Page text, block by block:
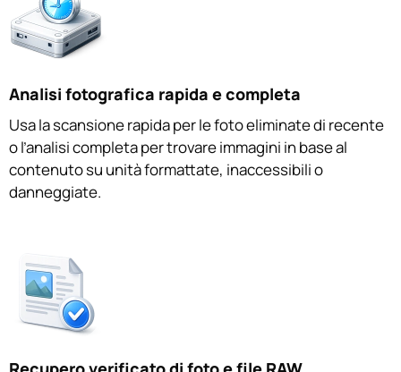
Analisi fotografica rapida e completa
Usa la scansione rapida per le foto eliminate di recente
o l’analisi completa per trovare immagini in base al
contenuto su unità formattate, inaccessibili o
danneggiate.